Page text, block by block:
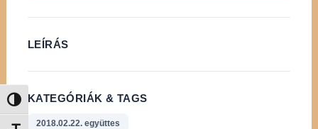
Nagy kontraszt váltása
LEÍRÁS
KATEGÓRIÁK & TAGS
2018.02.22. együttes